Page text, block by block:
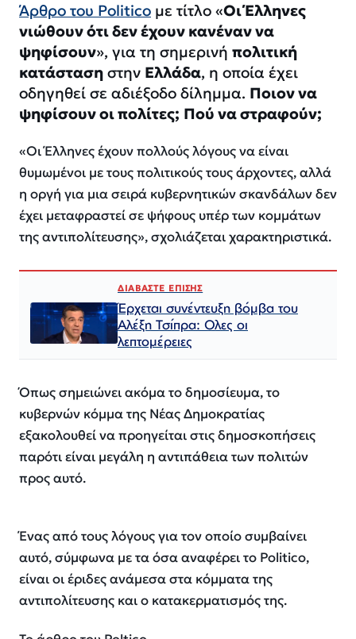
Άρθρο του Politico με τίτλο «Οι Έλληνες
νιώθουν ότι δεν έχουν κανέναν να
ψηφίσουν», για τη σημερινή πολιτική
κατάσταση στην Ελλάδα, η οποία έχει
οδηγηθεί σε αδιέξοδο δίλημμα. Ποιον να
ψηφίσουν οι πολίτες; Πού να στραφούν;
«Οι Έλληνες έχουν πολλούς λόγους να είναι
θυμωμένοι με τους πολιτικούς τους άρχοντες, αλλά
η οργή για μια σειρά κυβερνητικών σκανδάλων δεν
έχει μεταφραστεί σε ψήφους υπέρ των κομμάτων
της αντιπολίτευσης», σχολιάζεται χαρακτηριστικά.
ΔΙΑΒΑΣΤΕ ΕΠΙΣΗΣ
Έρχεται συνέντευξη βόμβα του
Αλέξη Τσίπρα: Ολες οι
λεπτομέρειες
Όπως σημειώνει ακόμα το δημοσίευμα, το
κυβερνών κόμμα της Νέας Δημοκρατίας
εξακολουθεί να προηγείται στις δημοσκοπήσεις
παρότι είναι μεγάλη η αντιπάθεια των πολιτών
προς αυτό.
Ένας από τους λόγους για τον οποίο συμβαίνει
αυτό, σύμφωνα με τα όσα αναφέρει το Politico,
είναι οι έριδες ανάμεσα στα κόμματα της
αντιπολίτευσης και ο κατακερματισμός της.